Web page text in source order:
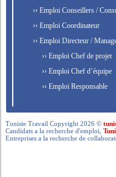
›› Emploi Conseillers /
›› Emploi Coordinateur
›› Emploi Directeur /
›› Emploi Chef de projet
›› Emploi Chef d’équipe
›› Emploi Responsable
Tunisie Travail Copyright 2026 ©
Candidats a la recherche d'emploi,
Entreprises a la recherche de